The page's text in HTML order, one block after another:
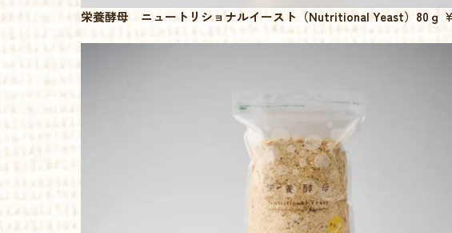
栄養酵母 ニュートリショナルイースト（Nutritional Yeast）80ｇ